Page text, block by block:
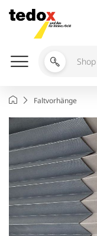
Inhalt
springen
Shop
durchsuchen
StartseiteFaltvorhänge